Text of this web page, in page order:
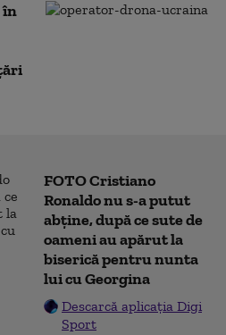
în
FOTO Cristiano
Ronaldo nu s-a putut
abține, după ce sute de
oameni au apărut la
biserică pentru nunta
lui cu Georgina
Descarcă aplicația Digi
Sport